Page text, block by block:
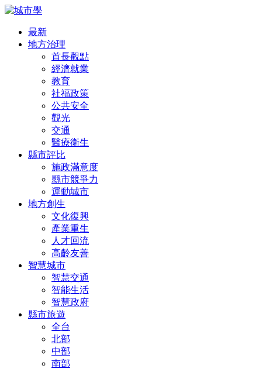
最新
地方治理
首長觀點
經濟就業
教育
社福政策
公共安全
觀光
交通
醫療衛生
縣市評比
施政滿意度
縣市競爭力
運動城市
地方創生
文化復興
產業重生
人才回流
高齡友善
智慧城市
智慧交通
智能生活
智慧政府
縣市旅遊
全台
北部
中部
南部